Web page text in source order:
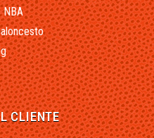
NBA
CLIENTE